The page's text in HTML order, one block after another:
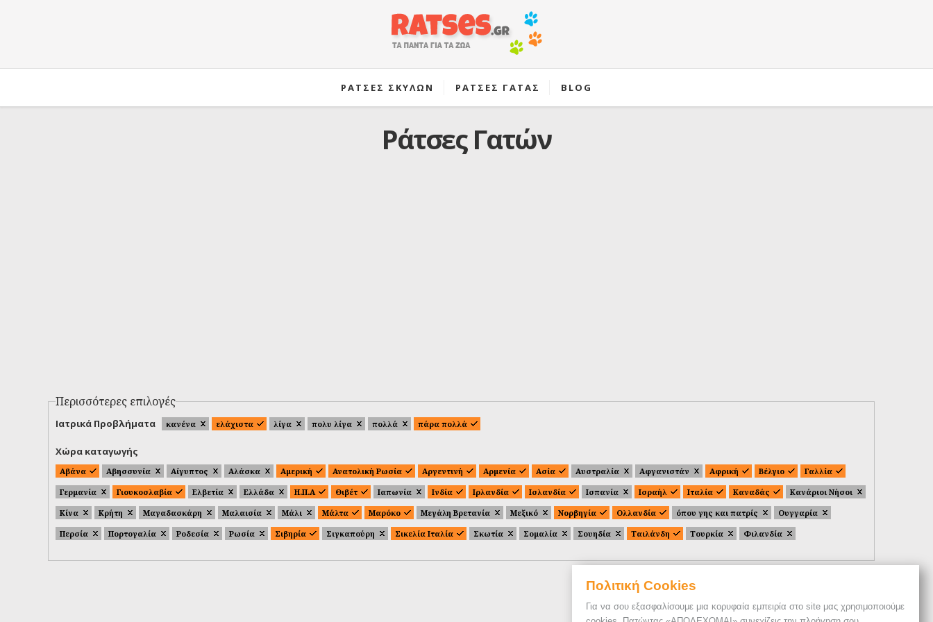
Πολιτική Cookies
Για να σου εξασφαλίσουμε μια κορυφαία εμπειρία στο site μας χρησιμοποιούμε
ΡΑΤΣΕΣ ΣΚΥΛΩΝ ΡΑΤΣΕΣ ΓΑΤΑΣ BLOG
Ράτσες Γατών
Περισσότερες επιλογές
Ιατρικά Προβλήματα κανένα ελάχιστα λίγα πολυ λίγα πολλά πάρα πολλά
Χώρα καταγωγής
Αβάνα Αβησσυνία Αίγυπτος Αλάσκα Αμερική Ανατολική Ρωσία Αργεντινή Αρμενία Ασία Αυστραλία Αφγανιστάν Αφρική Βέλγιο
Γαλλία
Γερμανία
Γιουκοσλαβία Ελβετία Ελλάδα Η.Π.Α Θιβέτ Ιαπωνία Ινδία Ιρλανδία Ισλανδία Ισπανία Ισραήλ Ιταλία Καναδάς
Κανάριοι Νήσοι
Κίνα
Κρήτη Μαγαδασκάρη Μαλαισία Μάλι Μάλτα Μαρόκο Μεγάλη Βρετανία Μεξικό Νορβηγία Ολλανδία όπου γης και πατρίς
Ουγγαρία
Περσία
Πορτογαλία Ροδεσία Ρωσία Σιβηρία Σιγκαπούρη Σικελία Ιταλία Σκωτία Σομαλία Σουηδία Ταιλάνδη Τουρκία Φιλανδία